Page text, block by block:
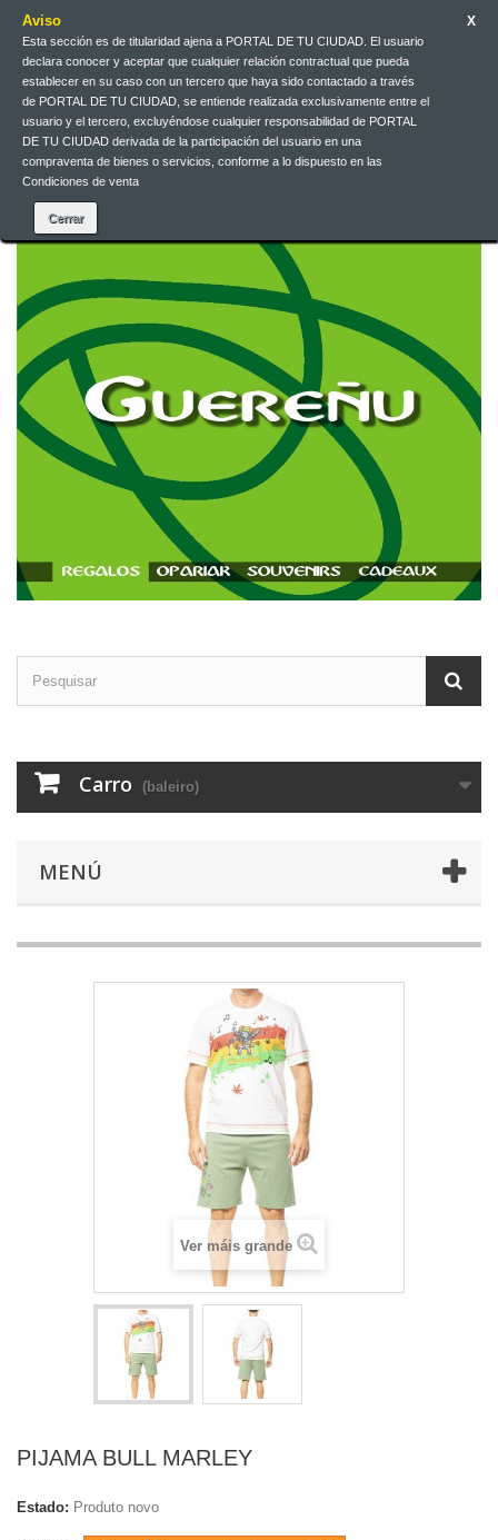
Aviso
Esta sección es de titularidad ajena a PORTAL DE TU CIUDAD. El usuario
declara conocer y aceptar que cualquier relación contractual que pueda
establecer en su caso con un tercero que haya sido contactado a través
de PORTAL DE TU CIUDAD, se entiende realizada exclusivamente entre el
usuario y el tercero, excluyéndose cualquier responsabilidad de PORTAL
DE TU CIUDAD derivada de la participación del usuario en una
compraventa de bienes o servicios, conforme a lo dispuesto en las
Condiciones de venta
X
Iniciar sesión
EUR
Galego
Galego
Carro (baleiro)
MENÚ
Ver máis grande
PIJAMA BULL MARLEY
Estado: Produto novo